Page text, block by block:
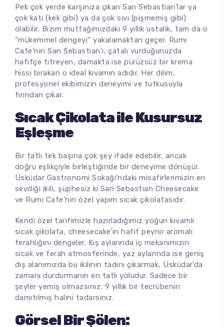
Pek çok yerde karşınıza çıkan San Sebastian’lar ya
çok katı (kek gibi) ya da çok sıvı (pişmemiş gibi)
olabilir. Bizim mutfağımızdaki 9 yıllık ustalık, tam da o
“mükemmel dengeyi” yakalamaktan geçer. Rumi
Cafe’nin San Sebastian’ı, çatalı vurduğunuzda
hafifçe titreyen, damakta ise pürüzsüz bir krema
hissi bırakan o ideal kıvamın adıdır. Her dilim,
profesyonel ekibimizin deneyimi ve tutkusuyla
fırından çıkar.
Sıcak Çikolata ile Kusursuz
Eşleşme
Bir tatlı tek başına çok şey ifade edebilir, ancak
doğru eşlikçiyle birleştiğinde bir deneyime dönüşür.
Üsküdar Gastronomi Sokağı’ndaki misafirlerimizin en
sevdiği ikili, şüphesiz ki San Sebastian Cheesecake
ve Rumi Cafe’nin özel yapım sıcak çikolatasıdır.
Kendi özel tarifimizle hazırladığımız yoğun kıvamlı
sıcak çikolata, cheesecake’in hafif peynir aromalı
ferahlığını dengeler. Kış aylarında iç mekanımızın
sıcak ve ferah atmosferinde, yaz aylarında ise geniş
dış alanımızda bu ikilinin tadını çıkarmak, Üsküdar’da
zamanı durdurmanın en tatlı yoludur. Sadece bir
şeyler yemiş olmazsınız; 9 yıllık bir tecrübenin
damıtılmış halini tadarsınız.
Görsel Bir Şölen: